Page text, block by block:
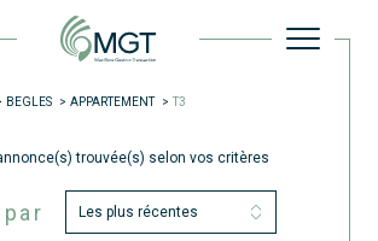
BEGLES APPARTEMENT T3
trouvée(s) selon vos critères
Les plus récentes